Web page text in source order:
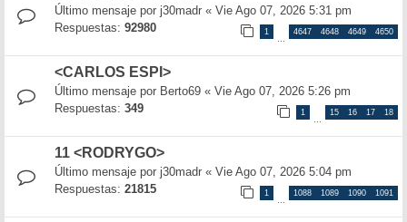
Último mensaje por j30madr « Vie Ago 07, 2026 5:31 pm
Respuestas: 92980 1
…
4647 4648 4649 4650
<CARLOS ESPI>
Último mensaje por Berto69 « Vie Ago 07, 2026 5:26 pm
Respuestas: 349 1
…
15 16 17 18
11 <RODRYGO>
Último mensaje por j30madr « Vie Ago 07, 2026 5:04 pm
Respuestas: 21815 1
…
1088 1089 1090 1091